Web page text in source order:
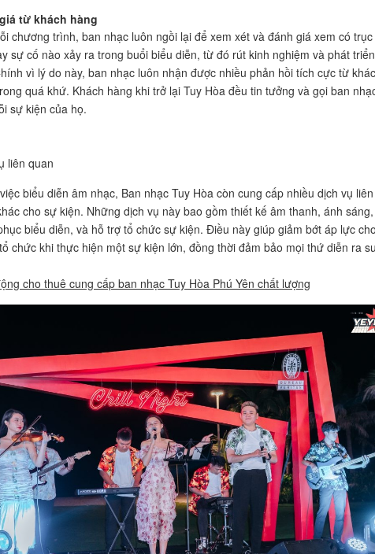
từ khách hàng
chương trình, ban nhạc luôn ngồi lại để xem xét và đánh giá xem có trục
sự cố nào xảy ra trong buổi biểu diễn, từ đó rút kinh nghiệm và phát triển
vì lý do này, ban nhạc luôn nhận được nhiều phản hồi tích cực từ
quá khứ. Khách hàng khi trở lại Tuy Hòa đều tin tưởng và gọi ban
sự kiện của họ.
liên quan
biểu diễn âm nhạc, Ban nhạc Tuy Hòa còn cung cấp nhiều dịch vụ liên
cho sự kiện. Những dịch vụ này bao gồm thiết kế âm thanh, ánh sáng,
biểu diễn, và hỗ trợ tổ chức sự kiện. Điều này giúp giảm bớt áp lực
chức khi thực hiện một sự kiện lớn, đồng thời đảm bảo mọi thứ diễn ra
cho thuê cung cấp ban nhạc Tuy Hòa Phú Yên chất lượng